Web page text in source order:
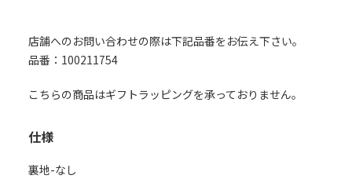
店舗へのお問い合わせの際は下記品番をお伝え下さい。
品番：100211754
こちらの商品はギフトラッピングを承っておりません。
仕様
裏地-なし